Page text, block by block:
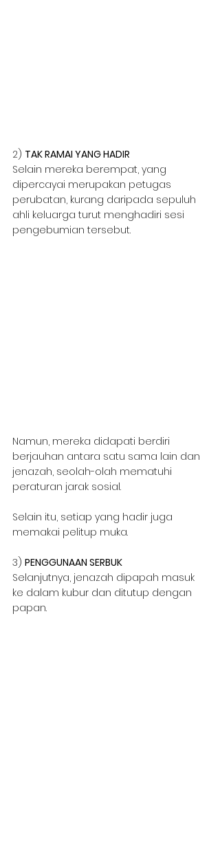
2) TAK RAMAI YANG HADIR
Selain mereka berempat, yang
dipercayai merupakan petugas
perubatan, kurang daripada sepuluh
ahli keluarga turut menghadiri sesi
pengebumian tersebut.
Namun, mereka didapati berdiri
berjauhan antara satu sama lain dan
jenazah, seolah-olah mematuhi
peraturan jarak sosial.
Selain itu, setiap yang hadir juga
memakai pelitup muka.
3) PENGGUNAAN SERBUK
Selanjutnya, jenazah dipapah masuk
ke dalam kubur dan ditutup dengan
papan.